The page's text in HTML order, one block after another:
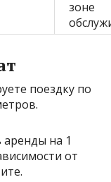
зоне
поездку по
аренды на 1
от